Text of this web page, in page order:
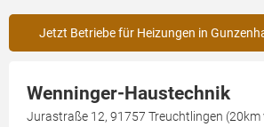
Jetzt Betriebe für Heizungen in
Wenninger-Haustechnik
Jurastraße 12, 91757 Treuchtlingen (20km